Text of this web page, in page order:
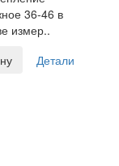
36-46 в
измер..
Детали